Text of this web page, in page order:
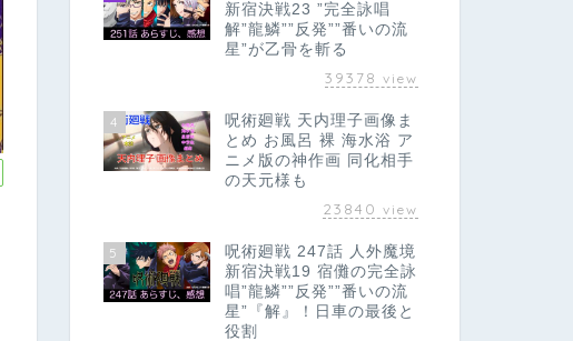
新宿決戦23 ”完全詠唱
解”龍鱗””反発””番いの流
星”が乙骨を斬る
39378 view
4
呪術廻戦 天内理子画像ま
とめ お風呂 裸 海水浴 ア
ニメ版の神作画 同化相手
の天元様も
23840 view
5
呪術廻戦 247話 人外魔境
新宿決戦19 宿儺の完全詠
唱”龍鱗””反発””番いの流
星”『解』！日車の最後と
役割